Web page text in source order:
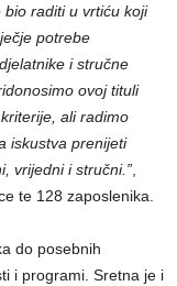
raditi u vrtiću koji
potrebe
i stručne
ovoj tituli
ali radimo
iskustva prenijeti
vrijedni i stručni.”
te 128 zaposlenika.
do posebnih
i programi. Sretna je i